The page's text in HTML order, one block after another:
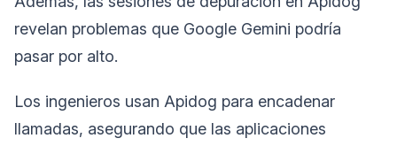
revelan problemas que Google Gemini podría
pasar por alto.
Los ingenieros usan Apidog para encadenar
llamadas, asegurando que las aplicaciones